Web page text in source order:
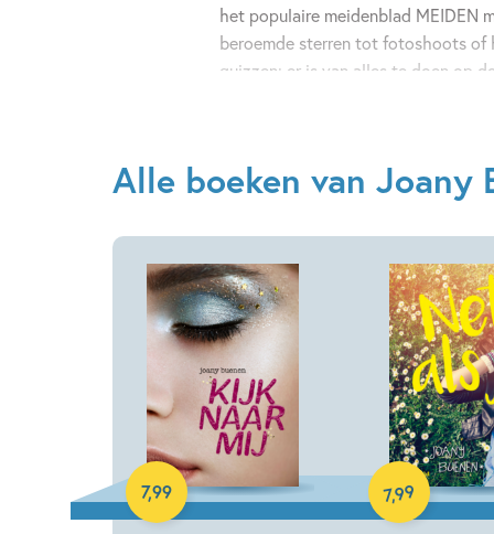
het populaire meidenblad MEIDEN
beroemde sterren tot fotoshoots of
quizzen: er is van alles te doen op
Alle boeken van Joany
7,99
E-book
7,99
E-book